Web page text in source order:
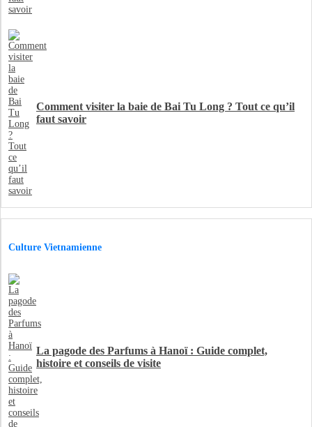
Comment visiter la baie de Bai Tu Long ? Tout ce qu’il
faut savoir
Culture Vietnamienne
La pagode des Parfums à Hanoï : Guide complet,
histoire et conseils de visite